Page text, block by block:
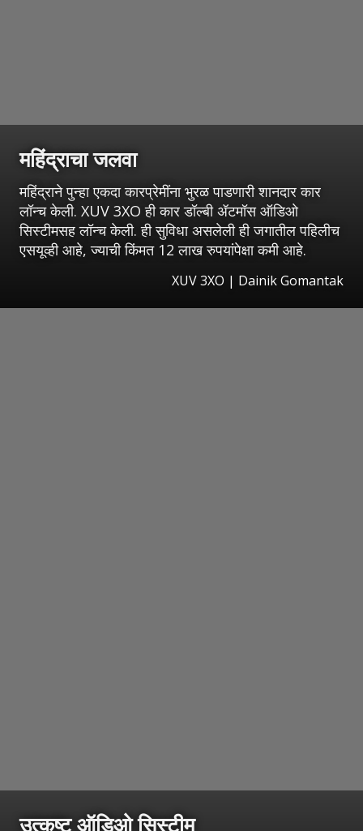
महिंद्राचा जलवा
महिंद्राने पुन्हा एकदा कारप्रेमींना भुरळ पाडणारी शानदार कार
लॉन्च केली. XUV 3XO ही कार डॉल्बी ॲटमॉस ऑडिओ
सिस्टीमसह लॉन्च केली. ही सुविधा असलेली ही जगातील पहिलीच
एसयूव्ही आहे, ज्याची किंमत 12 लाख रुपयांपेक्षा कमी आहे.
XUV 3XO | Dainik Gomantak
उत्कृष्ट ऑडिओ सिस्टीम